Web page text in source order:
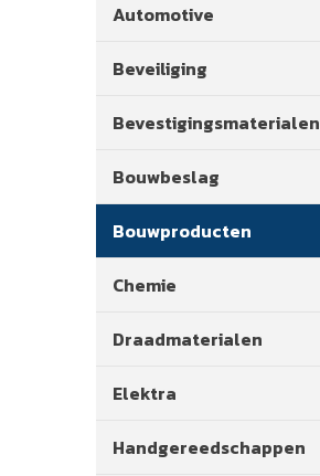
Automotive
Beveiliging
Bevestigingsmaterialen
Bouwbeslag
Bouwproducten
Chemie
Draadmaterialen
Elektra
Handgereedschappen